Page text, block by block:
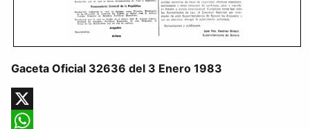
Gaceta Oficial 32636 del 3 Enero 1983
X